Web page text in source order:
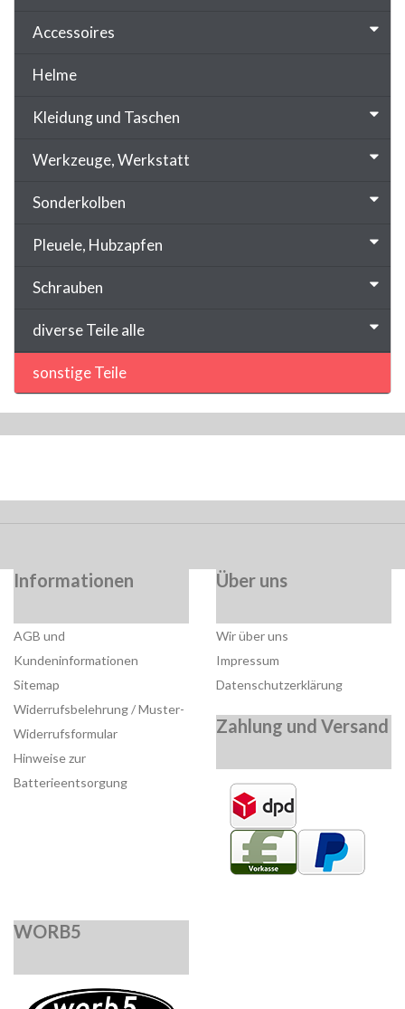
Accessoires
Helme
Kleidung und Taschen
Werkzeuge, Werkstatt
Sonderkolben
Pleuele, Hubzapfen
Schrauben
diverse Teile alle
sonstige Teile
Informationen
AGB und
Kundeninformationen
Sitemap
Widerrufsbelehrung / Muster-
Widerrufsformular
Hinweise zur
Batterieentsorgung
Über uns
Wir über uns
Impressum
Datenschutzerklärung
Zahlung und Versand
WORB5